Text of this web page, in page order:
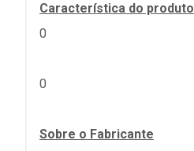
Característica do produto
0
0
Sobre o Fabricante